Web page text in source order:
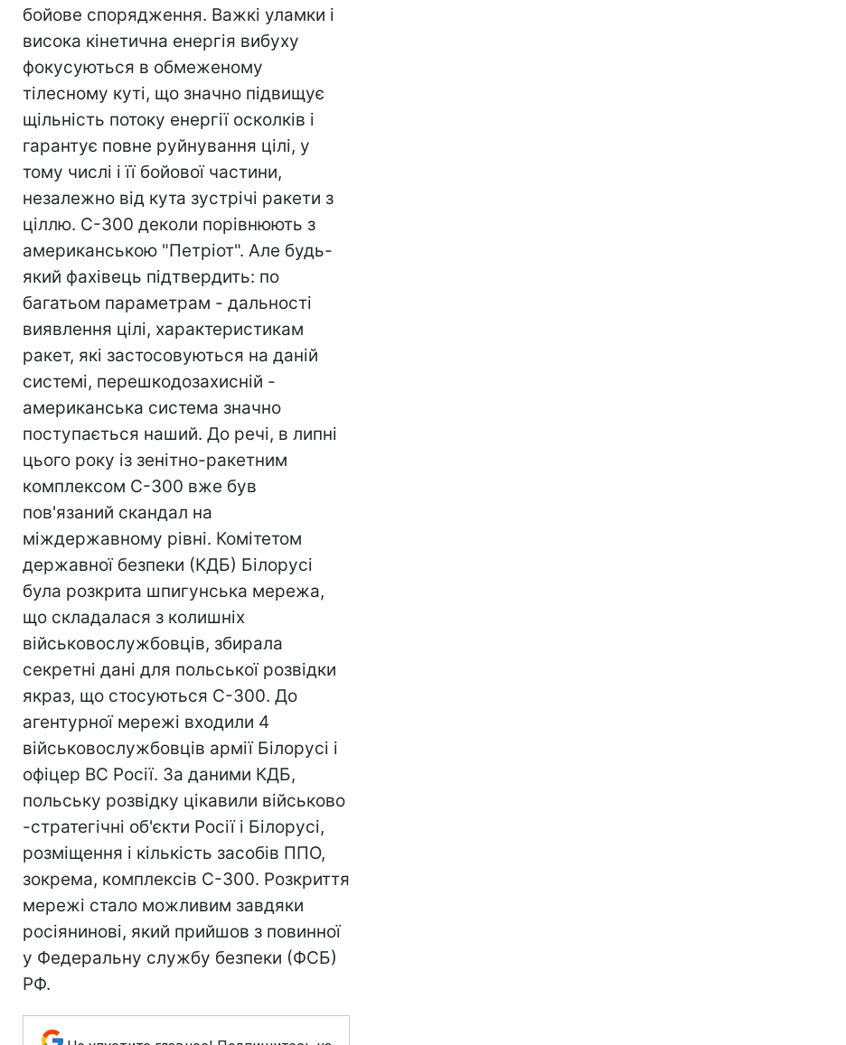
бойове спорядження. Важкі уламки і
висока кінетична енергія вибуху
фокусуються в обмеженому
тілесному кутi, що значно підвищує
щільність потоку енергії осколків і
гарантує повне руйнування цiлi, у
тому числі і її бойової частини,
незалежно від кута зустрічі ракети з
цiллю. С-300 деколи порівнюють з
американською "Петріот". Але будь-
який фахівець підтвердить: по
багатьом параметрам - дальності
виявлення цiлi, характеристикам
ракет, які застосовуються на даній
системі, перешкодозахисній -
американська система значно
поступається наший. До речі, в липні
цього року із зенітно-ракетним
комплексом С-300 вже був
пов'язаний скандал на
міждержавному рівні. Комітетом
державної безпеки (КДБ) Білорусі
була розкрита шпигунська мережа,
що складалася з колишніх
військовослужбовців, збирала
секретні дані для польської розвідки
якраз, що стосуються С-300. До
агентурної мережi входили 4
військовослужбовців армії Білорусі і
офіцер ВС Росії. За даними КДБ,
польську розвідку цікавили військово
-стратегічні об'єкти Росії і Білорусі,
розміщення і кількість засобів ППО,
зокрема, комплексів С-300. Розкриття
мережі стало можливим завдяки
росіянинові, який прийшов з повинної
у Федеральну службу безпеки (ФCБ)
РФ.